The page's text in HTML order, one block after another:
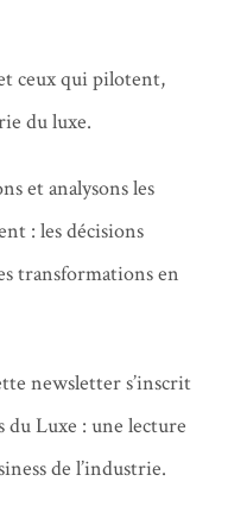
ceux qui pilotent,
du luxe.
et analysons les
: les décisions
transformations en
newsletter s’inscrit
du Luxe : une lecture
de l’industrie.